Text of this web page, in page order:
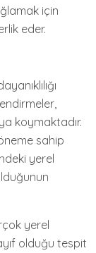
için
eder.
koymaktadır.
sahip
yerel
yerel
olduğu tespit